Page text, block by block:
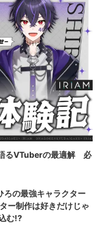
語るVTuberの最適解 必
の最強キャラクター
ー制作は好きだけじゃ
む!?